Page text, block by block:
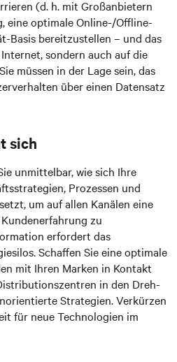
(d. h. mit Großanbietern
eine optimale Online-/Offline-
Basis bereitzustellen – und das
sondern auch auf die
müssen in der Lage sein, das
über einen Datensatz
sich
unmittelbar, wie sich Ihre
Prozessen und
um auf allen Kanälen eine
zu
erfordert das
Schaffen Sie eine optimale
mit Ihren Marken in Kontakt
in den Dreh-
Strategien. Verkürzen
für neue Technologien im